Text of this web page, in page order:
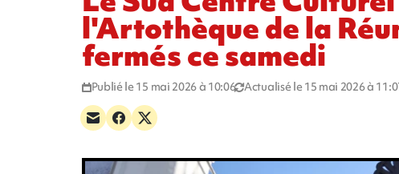
l'Artothèque de la
fermés ce samedi
Publié le 15 mai 2026 à 10:06 Actualisé le 15 mai 2026 à